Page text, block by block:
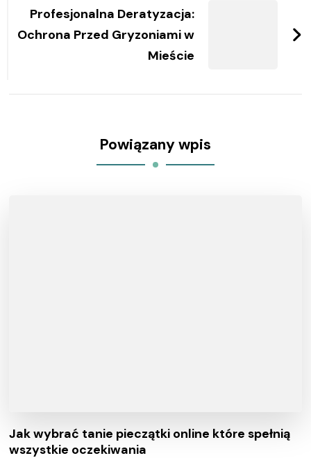
Profesjonalna Deratyzacja:
Ochrona Przed Gryzoniami w
Mieście
Powiązany wpis
Jak wybrać tanie pieczątki online które spełnią
wszystkie oczekiwania